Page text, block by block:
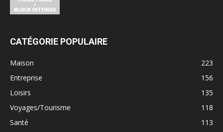
CATÉGORIE POPULAIRE
Maison
223
Entreprise
156
Loisirs
135
Voyages/Tourisme
118
Santé
113